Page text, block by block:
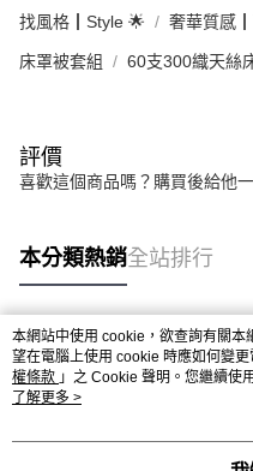
找風格┃Style 🌟 奢華質感
床罩被套組 60支300織天絲
評價
喜歡這個商品嗎？購買後給他
本分類熱銷全站排行
熱門標籤
本網站中使用 cookie，欲查詢有關
望在電腦上使用 cookie 時應如何變
權條款 」之 Cookie 聲明。您繼續使
用條款之 Cookie 聲明使用 cookie。
了解更多 >